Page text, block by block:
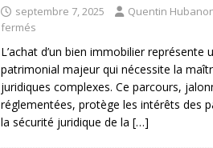
septembre 7, 2025 Quentin
fermés
L’achat d’un bien immobilier représente
patrimonial majeur qui nécessite la
juridiques complexes. Ce parcours,
réglementées, protège les intérêts des
la sécurité juridique de la […]